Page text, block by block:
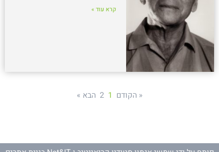
קרא עוד »
« הקודם 1
2 הבא »